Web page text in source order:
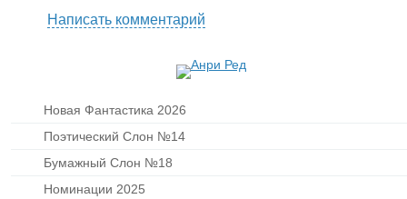
Написать комментарий
Новая Фантастика 2026
Поэтический Слон №14
Бумажный Слон №18
Номинации 2025